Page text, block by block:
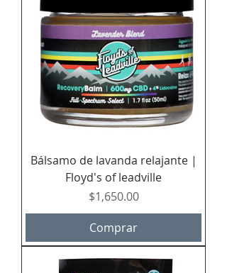
Bálsamo de lavanda relajante |
Floyd's of leadville
Precio
$1,650.00
Comprar